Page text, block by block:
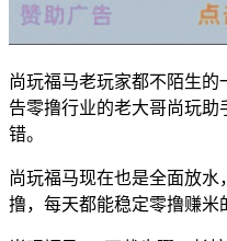
尚玩福马老玩家都不陌生
告零撸行业的老大哥尚玩
错。
尚玩福马现在也是全面放
撸，每天都能稳定零撸赚米